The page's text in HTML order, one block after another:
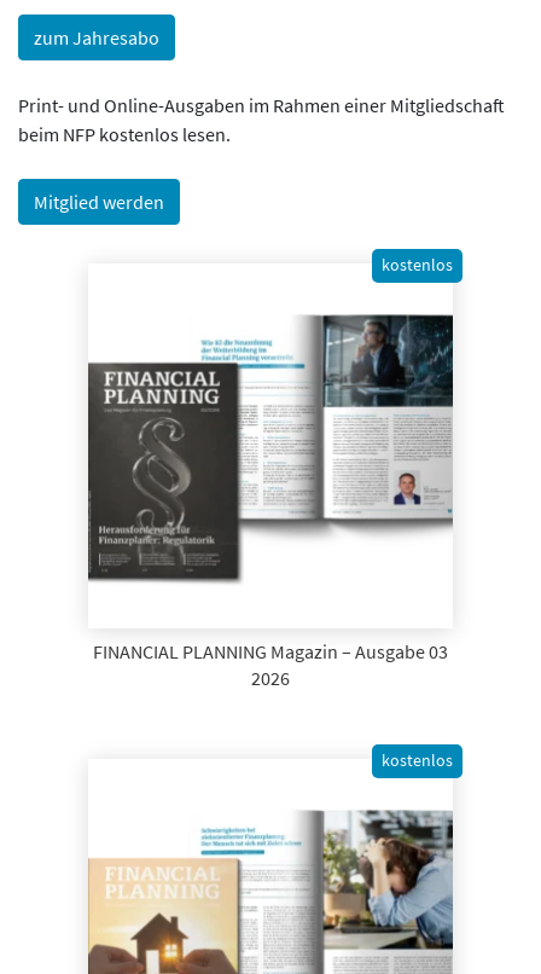
zum Jahresabo
Print- und Online-Ausgaben im Rahmen einer Mitgliedschaft
beim NFP kostenlos lesen.
Mitglied werden
FINANCIAL PLANNING Magazin – Ausgabe 03
2026
kostenlos
kostenlos